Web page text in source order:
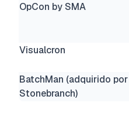
OpCon by SMA
Visualcron
BatchMan (adquirido por
Stonebranch)